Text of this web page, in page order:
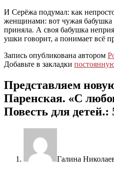
И Серёжа подумал: как
женщинами: вот чужая бабушка
приняла. А своя бабушка
ушки говорит, а понимает всё
Запись опубликована автором
Добавьте в закладки
Представляем
Паренская. «С
Повесть для детей.:
Галина